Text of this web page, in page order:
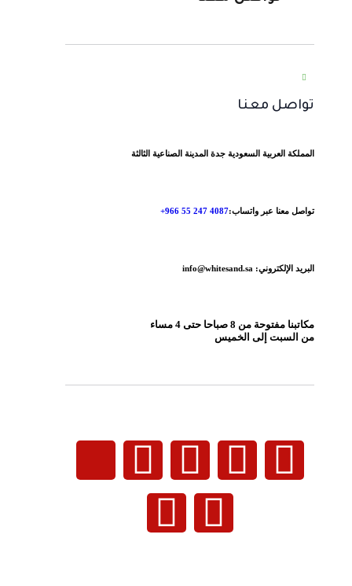
تواصل معنا
المملكة العربية السعودية جدة المدينة الصناعية الثالثة
تواصل معنا عبر واتساب:
البريد الإلكتروني: info@whitesand.sa
مكاتبنا مفتوحة من 8 صباحا حتى 4 مساء
من السبت إلى الخميس